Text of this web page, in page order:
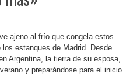
ajeno al frío que congela estos
los estanques de Madrid. Desde
Argentina, la tierra de su esposa,
y preparándose para el inicio